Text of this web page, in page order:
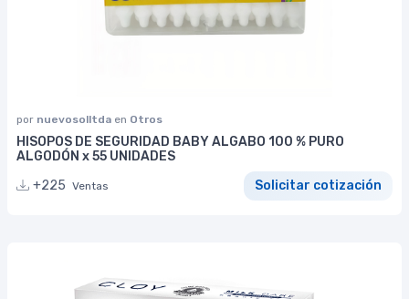
por nuevosolltda en Otros
HISOPOS DE SEGURIDAD BABY ALGABO 100 % PURO
ALGODÓN x 55 UNIDADES
+225 Ventas Solicitar cotización